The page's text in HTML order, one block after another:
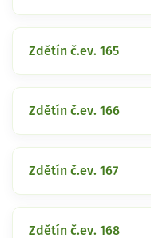
Zdětín č.ev. 165
Zdětín č.ev. 166
Zdětín č.ev. 167
Zdětín č.ev. 168